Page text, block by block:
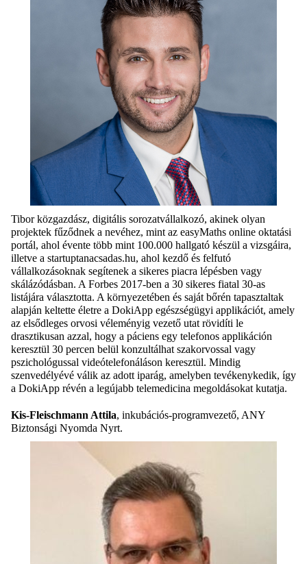
Tibor közgazdász, digitális sorozatvállalkozó, akinek olyan
projektek fűződnek a nevéhez, mint az easyMaths online oktatási
portál, ahol évente több mint 100.000 hallgató készül a vizsgáira,
illetve a startuptanacsadas.hu, ahol kezdő és felfutó
vállalkozásoknak segítenek a sikeres piacra lépésben vagy
skálázódásban. A Forbes 2017-ben a 30 sikeres fiatal 30-as
listájára választotta. A környezetében és saját bőrén tapasztaltak
alapján keltette életre a DokiApp egészségügyi applikációt, amely
az elsődleges orvosi véleményig vezető utat rövidíti le
drasztikusan azzal, hogy a páciens egy telefonos applikáción
keresztül 30 percen belül konzultálhat szakorvossal vagy
pszichológussal videótelefonáláson keresztül. Mindig
szenvedélyévé válik az adott iparág, amelyben tevékenykedik, így
a DokiApp révén a legújabb telemedicina megoldásokat kutatja.
Kis-Fleischmann Attila, inkubációs-programvezető, ANY
Biztonsági Nyomda Nyrt.